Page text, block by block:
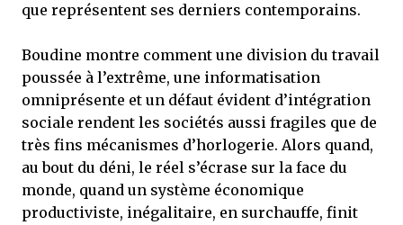
que représentent ses derniers contemporains.
Boudine montre comment une division du travail
poussée à l’extrême, une informatisation
omniprésente et un défaut évident d’intégration
sociale rendent les sociétés aussi fragiles que de
très fins mécanismes d’horlogerie. Alors quand,
au bout du déni, le réel s’écrase sur la face du
monde, quand un système économique
productiviste, inégalitaire, en surchauffe, finit